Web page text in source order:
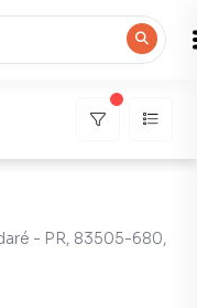
- PR, 83505-680,